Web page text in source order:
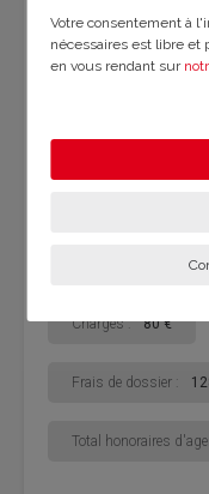
Nombre de salles de
Charges : 80 €
Frais de dossier :
Total honoraires
Votre consentement à
nécessaires est libre et
en vous rendant sur